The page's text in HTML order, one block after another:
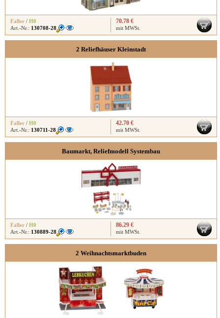
Faller / H0
Art.-Nr.: 130708-28
70.78 €
mit MWSt.
2 Reliefhäuser Kleinstadt
Faller / H0
Art.-Nr.: 130711-28
42.70 €
mit MWSt.
Baumarkt, Reliefmodell Systembau
Faller / H0
Art.-Nr.: 130889-28
86.29 €
mit MWSt.
2 Weihnachtsmarktbuden